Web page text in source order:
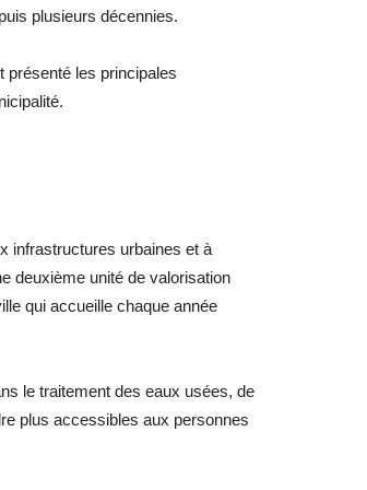
plusieurs décennies.
présenté les principales
infrastructures urbaines et à
deuxième unité de valorisation
qui accueille chaque année
le traitement des eaux usées, de
plus accessibles aux personnes